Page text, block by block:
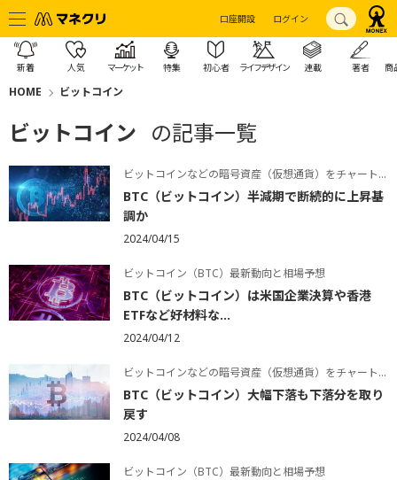
口座開設 ログイン
新着 人気 マーケット 特集 初心者 ライフデザイン 連載 著者 商
HOME ビットコイン
ビットコイン の記事一覧
ビットコインなどの暗号資産（仮想通貨）をチャートで学ぶ
BTC（ビットコイン）半減期で断続的に上昇基
調か
2024/04/15
ビットコイン（BTC）最新動向と相場予想
BTC（ビットコイン）は米国企業決算や香港
ETFなど好材料な...
2024/04/12
ビットコインなどの暗号資産（仮想通貨）をチャートで学ぶ
BTC（ビットコイン）大幅下落も下落分を取り
戻す
2024/04/08
ビットコイン（BTC）最新動向と相場予想